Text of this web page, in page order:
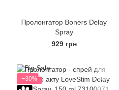
Пролонгатор Boners Delay
Spray
929 грн
−30%